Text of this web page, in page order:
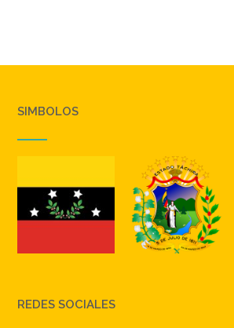
SIMBOLOS
REDES SOCIALES